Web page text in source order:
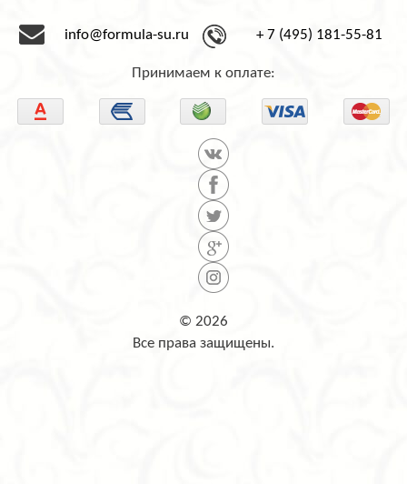
info@formula-su.ru + 7 (495) 181-55-81
Принимаем к оплате:
© 2026
Все права защищены.